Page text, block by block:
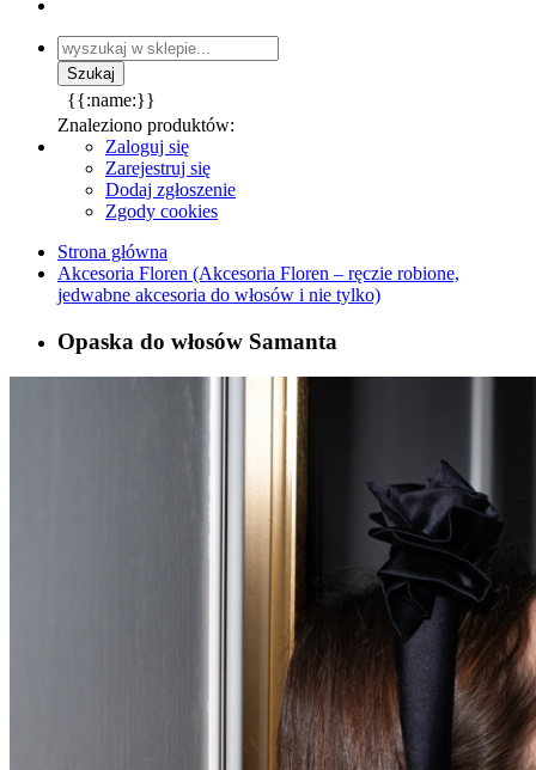
{{:name:}}
Znaleziono produktów:
Zaloguj się
Zarejestruj się
Dodaj zgłoszenie
Zgody cookies
Strona główna
Akcesoria Floren (Akcesoria Floren – ręczie robione,
jedwabne akcesoria do włosów i nie tylko)
Opaska do włosów Samanta